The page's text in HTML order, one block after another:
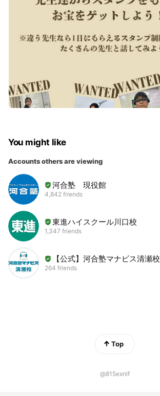
You might like
Accounts others are viewing
河合塾 現役館
4,842 friends
東進ハイスクール川口校
1,347 friends
【公式】河合塾マナビス清瀬校
264 friends
Top
@815exnlf